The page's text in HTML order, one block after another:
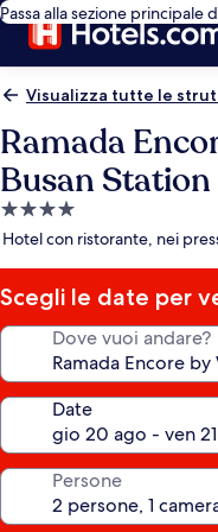
Passa alla sezione principale
Visualizza tutte le
Ramada
Busan Station
Struttura
a
stelle
Hotel con ristorante, nei
Scegli le date per
Dove vuoi andare?
Date
Persone